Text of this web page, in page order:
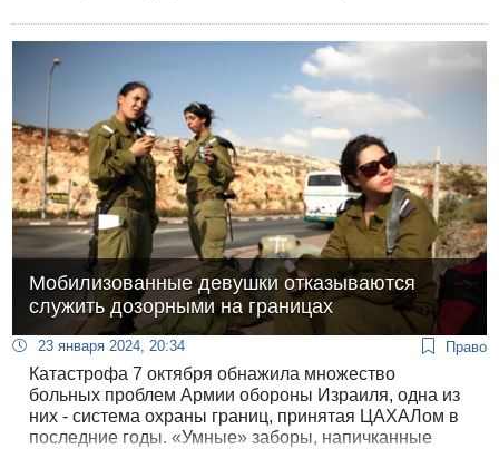
в результате боев вокруг одного из крупнейших
Мобилизованные девушки отказываются
служить дозорными на границах
23 января 2024, 20:34 Право
Катастрофа 7 октября обнажила множество
больных проблем Армии обороны Израиля, одна из
них - система охраны границ, принятая ЦАХАЛом в
последние годы. «Умные» заборы, напичканные